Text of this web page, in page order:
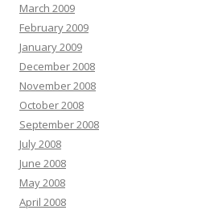
March 2009
February 2009
January 2009
December 2008
November 2008
October 2008
September 2008
July 2008
June 2008
May 2008
April 2008